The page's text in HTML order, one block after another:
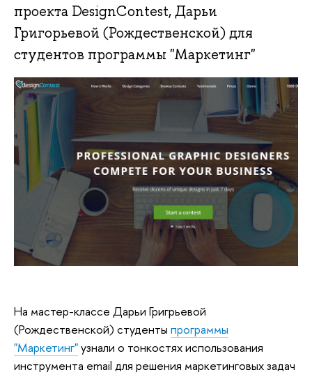
проекта DesignContest, Дарьи
Григорьевой (Рождественской) для
студентов программы "Маркетинг"
На мастер-классе Дарьи Григрьевой
(Рождественской) студенты программы
"Маркетинг"узнали о тонкостях использования
инструмента email для решения маркетинговых задач